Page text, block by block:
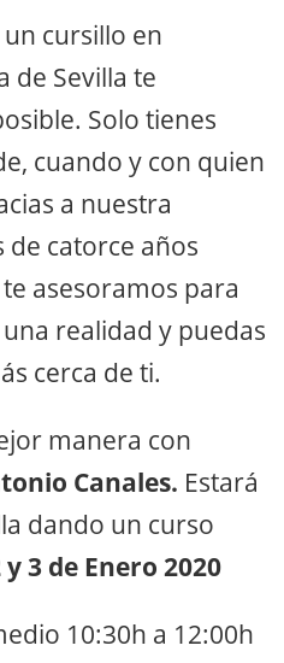
cursillo en
de Sevilla te
Solo tienes
cuando y con quien
a nuestra
catorce años
asesoramos para
realidad y puedas
cerca de ti.
manera con
Canales. Estará
dando un curso
y 3 de Enero 2020
10:30h a 12:00h